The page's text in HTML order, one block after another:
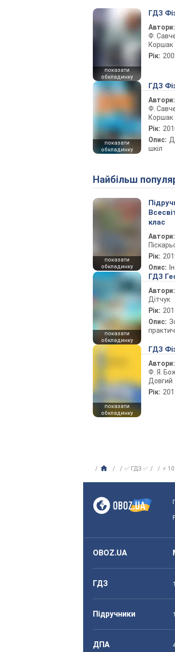
показати
обкладинку
ГДЗ
Автори:
Ф.
Коршак
Рік:
показати
обкладинку
ГДЗ
Автори:
Ф.
Коршак
Рік:
Опис:
шкіл
Найбільш
показати
обкладинку
клас
Автори:
Рік:
Опис:
показати
обкладинку
ГДЗ
Автори:
Дітчук
Рік:
Опис:
показати
обкладинку
ГДЗ
Автори:
Ф. Я.
Довгий
Рік:
✅ ГДЗ ✅ ⚡
OBOZ.UA
ГДЗ
Підручники
ДПА